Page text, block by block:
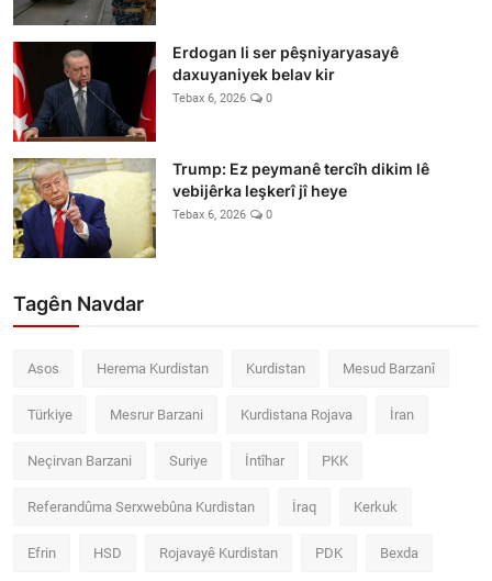
Erdogan li ser pêşniyaryasayê
daxuyaniyek belav kir
Tebax 6, 2026 0
Trump: Ez peymanê tercîh dikim lê
vebijêrka leşkerî jî heye
Tebax 6, 2026 0
Tagên Navdar
Asos Herema Kurdistan Kurdistan Mesud Barzanî
Türkiye Mesrur Barzani Kurdistana Rojava İran
Neçirvan Barzani Suriye İntîhar PKK
Referandûma Serxwebûna Kurdistan İraq Kerkuk
Efrin HSD Rojavayê Kurdistan PDK Bexda